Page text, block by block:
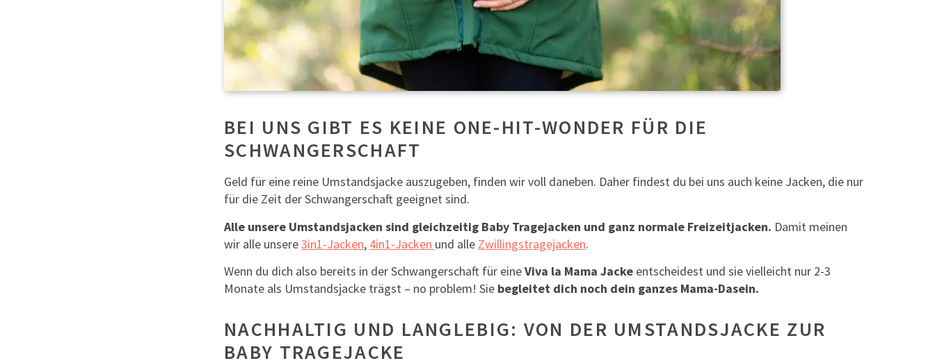
BEI UNS GIBT ES KEINE ONE-HIT-WONDER FÜR DIE
SCHWANGERSCHAFT
Geld für eine reine Umstandsjacke auszugeben, finden wir voll daneben. Daher findest du bei uns auch keine Jacken, die nur
für die Zeit der Schwangerschaft geeignet sind.
Alle unsere Umstandsjacken sind gleichzeitig Baby Tragejacken und ganz normale Freizeitjacken. Damit meinen
wir alle unsere3in1-Jacken, 4in1-Jacken und alle Zwillingstragejacken.
Wenn du dich also bereits in der Schwangerschaft für eineViva la Mama Jacke entscheidest und sie vielleicht nur 2-3
Monate als Umstandsjacke trägst – no problem! Sie begleitet dich noch dein ganzes Mama-Dasein.
NACHHALTIG UND LANGLEBIG: VON DER UMSTANDSJACKE ZUR
BABY TRAGEJACKE